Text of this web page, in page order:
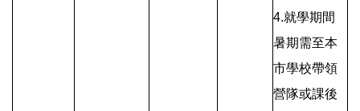
4.就學期間
暑期需至本
市學校帶領
營隊或課後